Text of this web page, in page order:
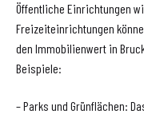
Öffentliche Einrichtungen
Freizeiteinrichtungen
den Immobilienwert in
Beispiele:
– Parks und Grünflächen: